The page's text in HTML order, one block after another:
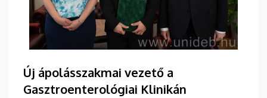
Új ápolásszakmai vezető a
Gasztroenterológiai Klinikán